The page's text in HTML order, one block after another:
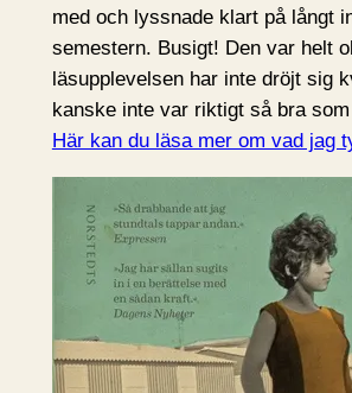
med och lyssnade klart på långt
semestern. Busigt! Den var helt
läsupplevelsen har inte dröjt sig
kanske inte var riktigt så bra
Här kan du läsa mer om vad jag